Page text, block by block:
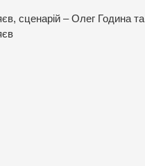
сценарій – Олег Година та